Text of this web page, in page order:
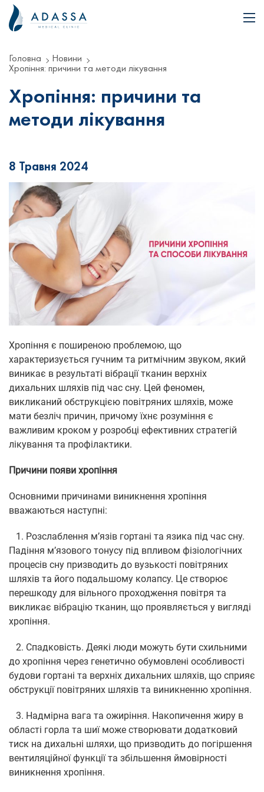
Головна
Новини
Хропіння: причини та методи лікування
Хропіння: причини та
методи лікування
8 Травня 2024
Хропіння є поширеною проблемою, що
характеризується гучним та ритмічним звуком, який
виникає в результаті вібрації тканин верхніх
дихальних шляхів під час сну. Цей феномен,
викликаний обструкцією повітряних шляхів, може
мати безліч причин, причому їхнє розуміння є
важливим кроком у розробці ефективних стратегій
лікування та профілактики.
Причини появи хропіння
Основними причинами виникнення хропіння
вважаються наступні:
1. Розслаблення м’язів гортані та язика під час сну.
Падіння м’язового тонусу під впливом фізіологічних
процесів сну призводить до вузькості повітряних
шляхів та його подальшому колапсу. Це створює
перешкоду для вільного проходження повітря та
викликає вібрацію тканин, що проявляється у вигляді
хропіння.
2. Спадковість. Деякі люди можуть бути схильними
до хропіння через генетично обумовлені особливості
будови гортані та верхніх дихальних шляхів, що сприяє
обструкції повітряних шляхів та виникненню хропіння.
3. Надмірна вага та ожиріння. Накопичення жиру в
області горла та шиї може створювати додатковий
тиск на дихальні шляхи, що призводить до погіршення
вентиляційної функції та збільшення ймовірності
виникнення хропіння.